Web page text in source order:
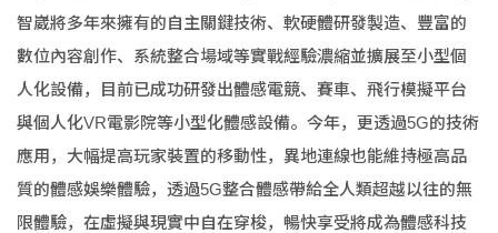
智崴將多年來擁有的自主關鍵技術、軟硬體研發製造、豐富的
數位內容創作、系統整合場域等實戰經驗濃縮並擴展至小型個
人化設備，目前已成功研發出體感電競、賽車、飛行模擬平台
與個人化VR電影院等小型化體感設備。今年，更透過5G的技術
應用，大幅提高玩家裝置的移動性，異地連線也能維持極高品
質的體感娛樂體驗，透過5G整合體感帶給全人類超越以往的無
限體驗，在虛擬與現實中自在穿梭，暢快享受將成為體感科技